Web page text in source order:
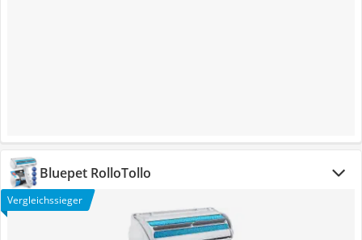
Bluepet RolloTollo
Vergleichssieger